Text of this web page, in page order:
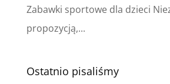
Zabawki sportowe dla dzieci
propozycją,...
Ostatnio pisaliśmy